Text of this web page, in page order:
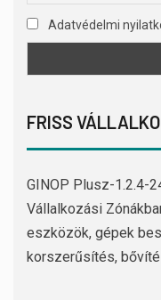
Adatvédelmi
FRISS
GINOP Plusz-1.2.4-
Vállalkozási
eszközök, gépek
korszerűsítés,